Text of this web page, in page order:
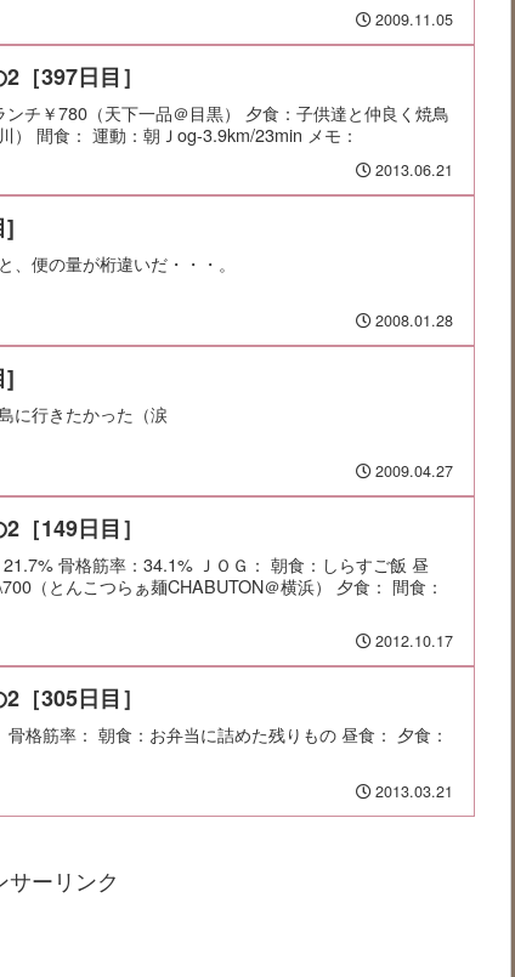
2009.11.05
［397日目］
チ￥780（天下一品＠目黒） 夕食：子供達と仲良く焼鳥
） 間食： 運動：朝Ｊog-3.9km/23min メモ：
2013.06.21
]
、便の量が桁違いだ・・・。
2008.01.28
]
に行きたかった（涙
2009.04.27
［149日目］
骨格筋率：34.1% ＪＯＧ： 朝食：しらすご飯 昼
（とんこつらぁ麺CHABUTON＠横浜） 夕食： 間食：
2012.10.17
［305日目］
格筋率： 朝食：お弁当に詰めた残りもの 昼食： 夕食：
2013.03.21
サーリンク